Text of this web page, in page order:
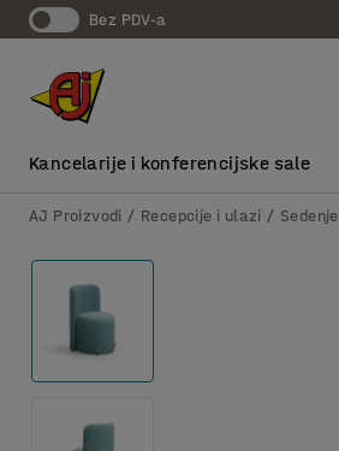
bez PDV-a
Kancelarije i konferencijske sale
AJ Proizvodi Recepcije i ulazi Sedenje